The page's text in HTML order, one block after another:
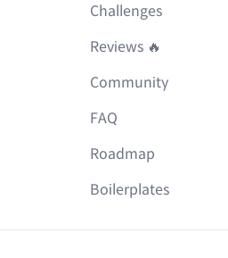
Challenges
Reviews 🔥
Community
FAQ
Roadmap
Boilerplates